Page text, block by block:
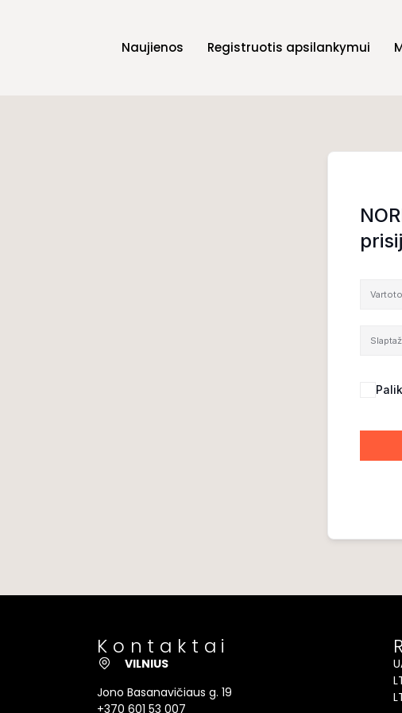
Naujienos Registruotis apsilankymui
Kontaktai
VILNIUS
Jono Basanavičiaus g. 19
+370 601 53 007